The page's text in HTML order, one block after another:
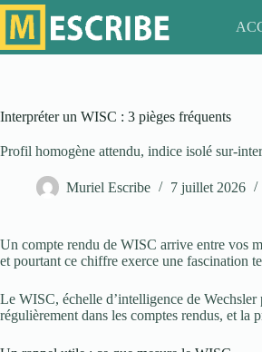
Passer
au
contenu
Interpréter un WISC : 3 pièges fréquents
Profil homogène attendu, indice isolé sur-
Muriel Escribe 7 juillet 2026
Un compte rendu de WISC arrive entre vos
et pourtant ce chiffre exerce une fascination
Le WISC, échelle d’intelligence de
régulièrement dans les comptes rendus, et la